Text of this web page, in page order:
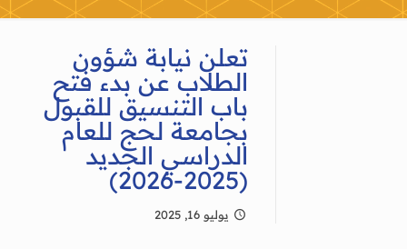
تعلن نيابة شؤون
الطلاب عن بدء فتح
باب التنسيق للقبول
بجامعة لحج للعام
الدراسي الجديد
(2025-2026)
يوليو 16, 2025